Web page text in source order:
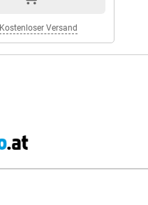
Kostenloser Versand